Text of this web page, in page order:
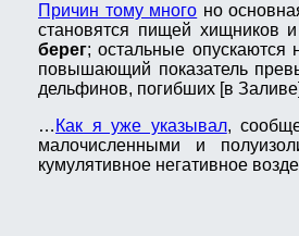
Причин тому много но
становятся пищей хищников
берег; остальные опускаются
повышающий показатель
дельфинов, погибших [в
… Как я уже указывал,
малочисленными и
кумулятивное негативное